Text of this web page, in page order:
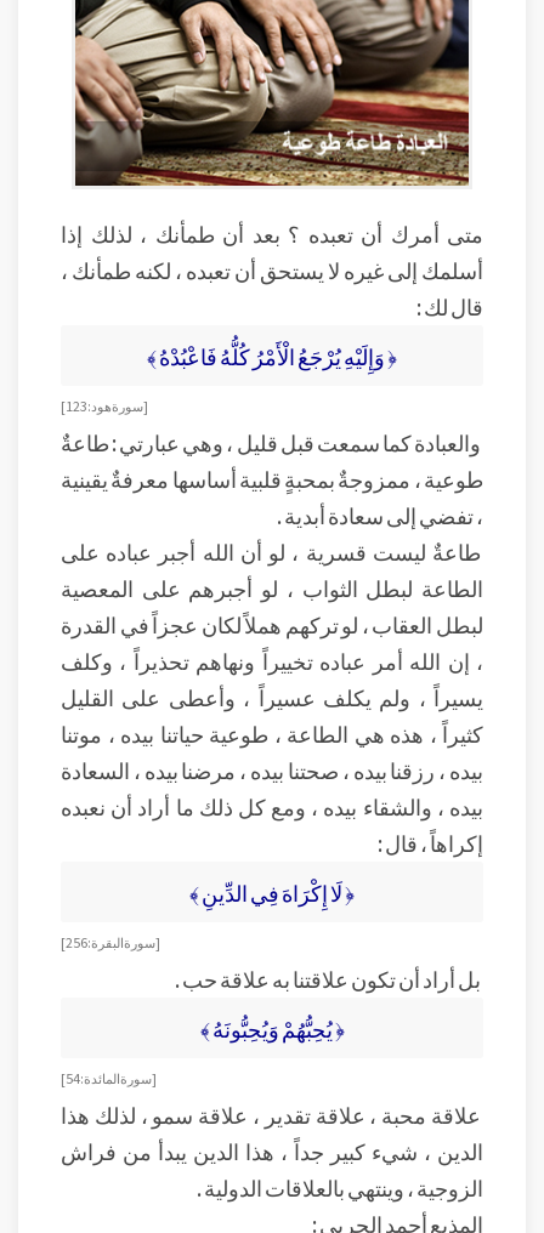
متى أمرك أن تعبده ؟ بعد أن طمأنك ، لذلك إذا
أسلمك إلى غيره لا يستحق أن تعبده ، لكنه طمأنك ،
قال لك :
﴿ وَإِلَيْهِ يُرْجَعُ الْأَمْرُ كُلُّهُ فَاعْبُدْهُ ﴾
[ سورة هود : 123 ]
والعبادة كما سمعت قبل قليل ، وهي عبارتي : طاعةٌ
طوعية ، ممزوجةٌ بمحبةٍ قلبية أساسها معرفةٌ يقينية
، تفضي إلى سعادة أبدية .
طاعةٌ ليست قسرية ، لو أن الله أجبر عباده على
الطاعة لبطل الثواب ، لو أجبرهم على المعصية
لبطل العقاب ، لو تركهم هملاً لكان عجزاً في القدرة
، إن الله أمر عباده تخييراً ونهاهم تحذيراً ، وكلف
يسيراً ، ولم يكلف عسيراً ، وأعطى على القليل
كثيراً ، هذه هي الطاعة ، طوعية حياتنا بيده ، موتنا
بيده ، رزقنا بيده ، صحتنا بيده ، مرضنا بيده ، السعادة
بيده ، والشقاء بيده ، ومع كل ذلك ما أراد أن نعبده
إكراهاً ، قال :
﴿ لَا إِكْرَاهَ فِي الدِّينِ ﴾
[ سورة البقرة : 256]
بل أراد أن تكون علاقتنا به علاقة حب .
﴿ يُحِبُّهُمْ وَيُحِبُّونَهُ ﴾
[ سورة المائدة : 54]
علاقة محبة ، علاقة تقدير ، علاقة سمو ، لذلك هذا
الدين ، شيء كبير جداً ، هذا الدين يبدأ من فراش
الزوجية ، وينتهي بالعلاقات الدولية .
المذيع أحمد الجربي :